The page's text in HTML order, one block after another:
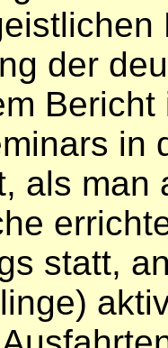
der
in
als man
statt,